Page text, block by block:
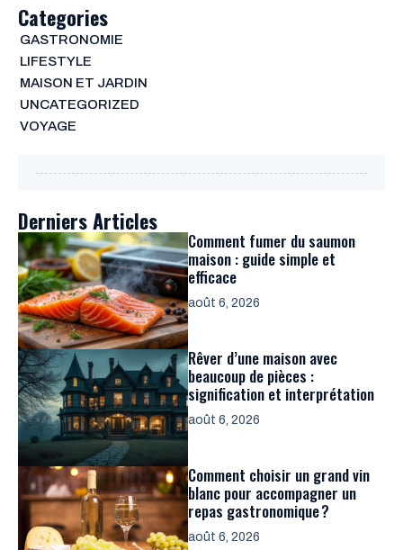
Categories
GASTRONOMIE
LIFESTYLE
MAISON ET JARDIN
UNCATEGORIZED
VOYAGE
Derniers Articles
Comment fumer du saumon
maison : guide simple et
efficace
août 6, 2026
Rêver d’une maison avec
beaucoup de pièces :
signification et interprétation
août 6, 2026
Comment choisir un grand vin
blanc pour accompagner un
repas gastronomique ?
août 6, 2026